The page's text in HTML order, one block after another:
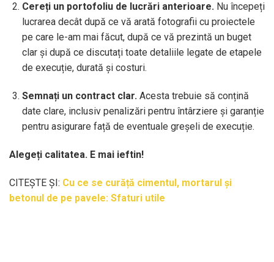
Cereți un portofoliu de lucrări anterioare.Nu începeți
lucrarea decât după ce vă arată fotografii cu proiectele
pe care le-am mai făcut, după ce vă prezintă un buget
clar și după ce discutați toate detaliile legate de etapele
de execuție, durată și costuri.
Semnați un contract clar.Acesta trebuie să conțină
date clare, inclusiv penalizări pentru întârziere și garanție
pentru asigurare față de eventuale greșeli de execuție.
Alegeți calitatea. E mai ieftin!
CITEȘTE ȘI: Cu ce se curăță cimentul, mortarul și
betonul de pe pavele: Sfaturi utile